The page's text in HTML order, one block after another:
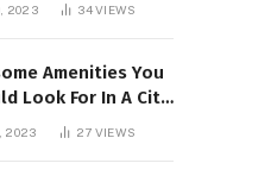
2023 34VIEWS
Amenities You
Look For In A City
Apartment
2023 27 VIEWS